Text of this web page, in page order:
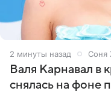
2 минуты назад Соня
Валя Карнавал в
снялась на фоне